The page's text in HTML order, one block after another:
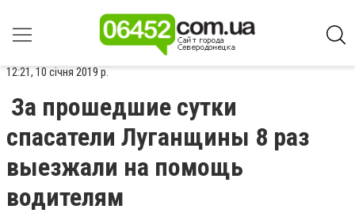
12:21, 10 січня 2019 р.
За прошедшие сутки
спасатели Луганщины 8 раз
выезжали на помощь
водителям